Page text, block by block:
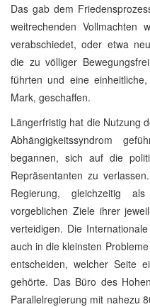
Das gab dem
weitrechenden Vollmachten
verabschiedet, oder etwa
die zu völliger
führten und eine
Mark, geschaffen.
Längerfristig hat die Nutzung
Abhängigkeitssyndrom
begannen, sich auf die
Repräsentanten zu
Regierung, gleichzeitig
vorgeblichen Ziele ihrer
verteidigen. Die
auch in die kleinsten
entscheiden, welcher Seite
gehörte. Das Büro des
Parallelregierung mit nahezu